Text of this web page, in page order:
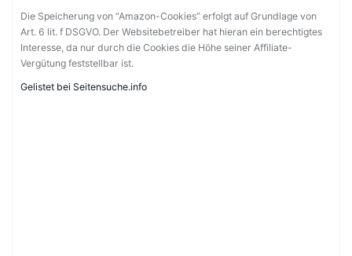
Die Speicherung von “Amazon-Cookies” erfolgt auf Grundlage von
Art. 6 lit. f DSGVO. Der Websitebetreiber hat hieran ein berechtigtes
Interesse, da nur durch die Cookies die Höhe seiner Affiliate-
Vergütung feststellbar ist.
Gelistet bei Seitensuche.info